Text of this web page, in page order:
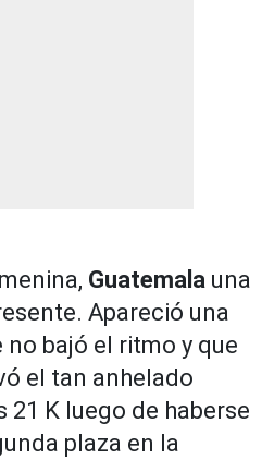
Guatemala una
Apareció una
bajó el ritmo y que
el tan anhelado
21 K luego de haberse
plaza en la